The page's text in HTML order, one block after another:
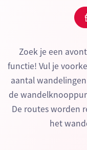
Zoek je een
functie! Vul je
aantal
de
De routes worden
het